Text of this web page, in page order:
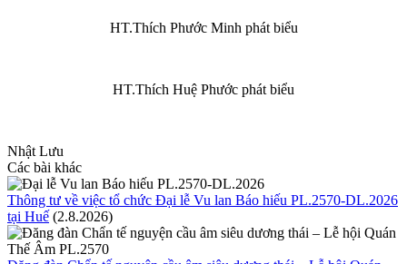
HT.Thích Phước Minh phát biểu
HT.Thích Huệ Phước phát biểu
Nhật Lưu
Các bài khác
Thông tư về việc tổ chức Đại lễ Vu lan Báo hiếu PL.2570-DL.2026
tại Huế (2.8.2026)